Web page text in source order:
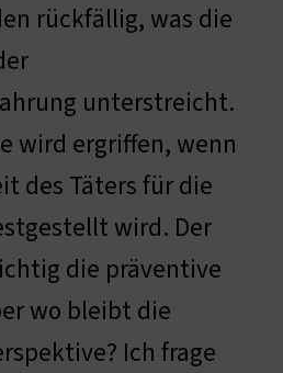
rückfällig, was die
unterstreicht.
wird ergriffen, wenn
des Täters für die
wird. Der
die präventive
wo bleibt die
Ich frage